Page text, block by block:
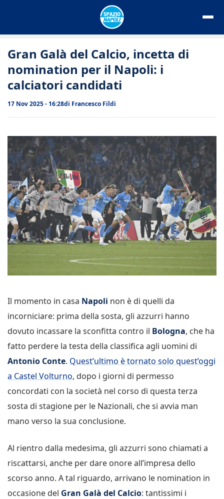
Gran Galà del Calcio, incetta di
nomination per il Napoli: i
calciatori candidati
17 Nov 2025 - 16:28di Francesco Fildi
Il momento in casa Napoli non è di quelli da
incorniciare: prima della sosta, gli azzurri hanno
dovuto incassare la sconfitta contro il Bologna, che ha
fatto perdere la testa della classifica agli uomini di
Antonio Conte. Quest’ultimo è tornato solo quest’oggi
a Castel Volturno, dopo i giorni di permesso
concordati con la società nel corso di questa terza
sosta di stagione per le Nazionali, che si avvia man
mano verso la sua conclusione.
Al rientro dalla medesima, gli azzurri sono chiamati a
riscattarsi, anche per dare onore all’impresa dello
scorso anno. A tal riguardo, arrivano le nomination in
occasione del Gran Galà del Calcio: tantissimi i